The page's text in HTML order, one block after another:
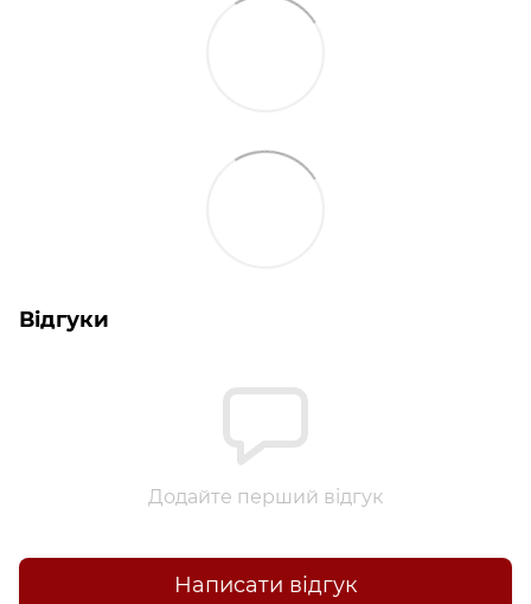
Відгуки
Додайте перший відгук
Написати відгук